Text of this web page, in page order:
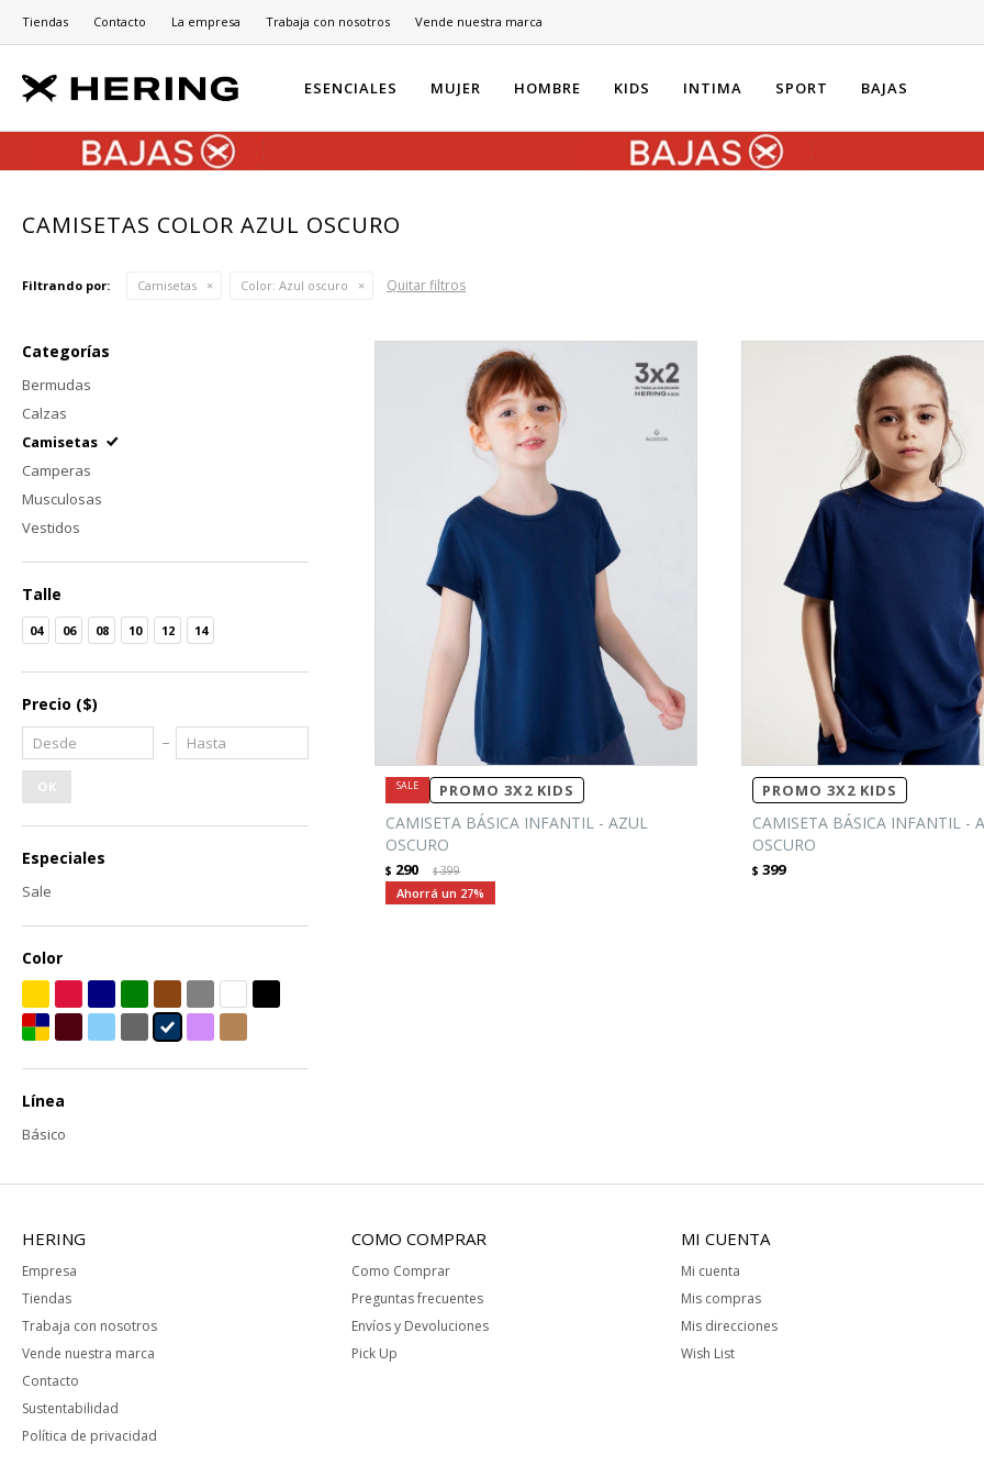
ESENCIALES MUJER HOMBRE KIDS INTIMA SPORT BAJAS
Tiendas Contacto La empresa Trabaja con nosotros Vende nuestra marca
CAMISETAS COLOR AZUL OSCURO
Filtrando por: Camisetas Color: Azul oscuro Quitar filtros
PROMO 3X2 KIDS
CAMISETA BÁSICA INFANTIL - AZUL
OSCURO
$ 290 $399
27
PROMO 3X2 KIDS
CAMISETA BÁSICA INFANTIL -
OSCURO
$ 399
Categorías
Bermudas
Calzas
Camisetas
Camperas
Musculosas
Vestidos
Talle
04 06 08 10 12 14
Precio ($)
OK
Especiales
Sale
Color
Línea
Básico
HERING
Empresa
Tiendas
Trabaja con nosotros
Vende nuestra marca
Contacto
Sustentabilidad
Política de privacidad
COMO COMPRAR
Como Comprar
Preguntas frecuentes
Envíos y Devoluciones
Pick Up
MI CUENTA
Mi cuenta
Mis compras
Mis direcciones
Wish List